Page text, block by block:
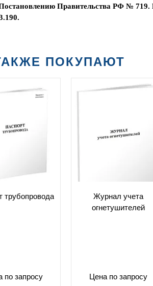
Правительства РФ № 719.
ПОКУПАЮТ
трубопровода
по запросу
Журнал учета
огнетушителей
Цена по запросу